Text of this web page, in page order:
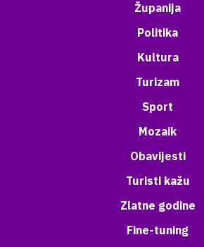
Županija
Politika
Kultura
Turizam
Sport
Mozaik
Obavijesti
Turisti kažu
Zlatne godine
Fine-tuning